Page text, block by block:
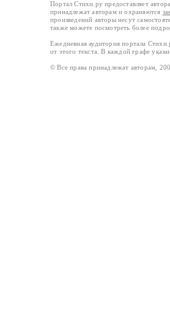
Портал Стихи.ру предоставляет
принадлежат авторам и охраняются
произведений авторы несут
также можете посмотреть более
Ежедневная аудитория портала
от этого текста. В каждой графе
© Все права принадлежат авторам,